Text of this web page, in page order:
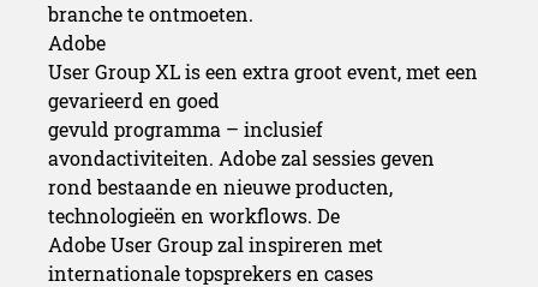
branche te ontmoeten.
Adobe
User Group XL is een extra groot event, met een
gevarieerd en goed
gevuld programma – inclusief
avondactiviteiten. Adobe zal sessies geven
rond bestaande en nieuwe producten,
technologieën en workflows. De
Adobe User Group zal inspireren met
internationale topsprekers en cases